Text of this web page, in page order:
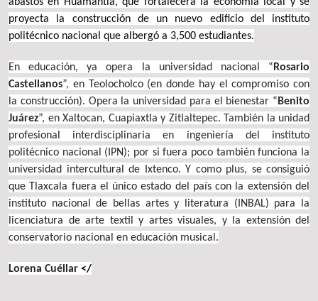
proyecta la construcción de un nuevo edificio del instituto
politécnico nacional que albergó a 3,500 estudiantes.
En educación, ya opera la universidad nacional “ Rosario
Castellanos”, en Teolocholco (en donde hay el compromiso con
la construcción). Opera la universidad para el bienestar “ Benito
Juárez”, en Xaltocan, Cuapiaxtla y Zitlaltepec. También la unidad
profesional interdisciplinaria en ingeniería del instituto
politécnico nacional (IPN); por si fuera poco también funciona la
universidad intercultural de Ixtenco. Y como plus, se consiguió
que Tlaxcala fuera el único estado del país con la extensión del
instituto nacional de bellas artes y literatura (INBAL) para la
licenciatura de arte textil y artes visuales, y la extensión del
conservatorio nacional en educación musical.
Lorena Cuéllar </